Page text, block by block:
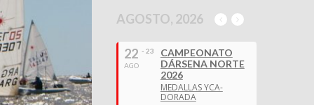
AGOSTO, 2026
22
AGO
- 23
CAMPEONATO
DÁRSENA NORTE
2026
MEDALLAS YCA-
DORADA